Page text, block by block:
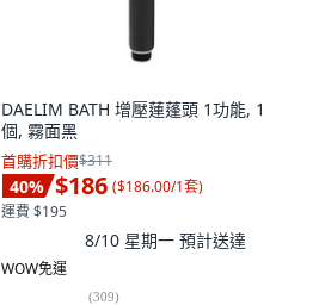
DAELIM BATH 增壓蓮蓬頭 1功能, 1
個, 霧面黑
首購折扣價$311
40% $186 ($186.00/1套)
運費 $195
8/10 星期一 預計送達
WOW免運
(309)